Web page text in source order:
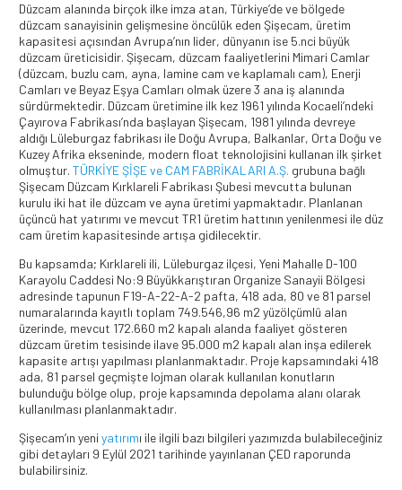
Düzcam alanında birçok ilke imza atan, Türkiye’de ve bölgede
düzcam sanayisinin gelişmesine öncülük eden Şişecam, üretim
kapasitesi açısından Avrupa’nın lider, dünyanın ise 5.nci büyük
düzcam üreticisidir. Şişecam, düzcam faaliyetlerini Mimari Camlar
(düzcam, buzlu cam, ayna, lamine cam ve kaplamalı cam), Enerji
Camları ve Beyaz Eşya Camları olmak üzere 3 ana iş alanında
sürdürmektedir. Düzcam üretimine ilk kez 1961 yılında Kocaeli’ndeki
Çayırova Fabrikası’nda başlayan Şişecam, 1981 yılında devreye
aldığı Lüleburgaz fabrikası ile Doğu Avrupa, Balkanlar, Orta Doğu ve
Kuzey Afrika ekseninde, modern float teknolojisini kullanan ilk şirket
olmuştur. TÜRKİYE ŞİŞE ve CAM FABRİKALARI A.Ş. grubuna bağlı
Şişecam Düzcam Kırklareli Fabrikası Şubesi mevcutta bulunan
kurulu iki hat ile düzcam ve ayna üretimi yapmaktadır. Planlanan
üçüncü hat yatırımı ve mevcut TR1 üretim hattının yenilenmesi ile düz
cam üretim kapasitesinde artışa gidilecektir.
Bu kapsamda; Kırklareli ili, Lüleburgaz ilçesi, Yeni Mahalle D-100
Karayolu Caddesi No:9 Büyükkarıştıran Organize Sanayii Bölgesi
adresinde tapunun F19-A-22-A-2 pafta, 418 ada, 80 ve 81 parsel
numaralarında kayıtlı toplam 749.546,96 m2 yüzölçümlü alan
üzerinde, mevcut 172.660 m2 kapalı alanda faaliyet gösteren
düzcam üretim tesisinde ilave 95.000 m2 kapalı alan inşa edilerek
kapasite artışı yapılması planlanmaktadır. Proje kapsamındaki 418
ada, 81 parsel geçmişte lojman olarak kullanılan konutların
bulunduğu bölge olup, proje kapsamında depolama alanı olarak
kullanılması planlanmaktadır.
Şişecam’ın yeni yatırımı ile ilgili bazı bilgileri yazımızda bulabileceğiniz
gibi detayları 9 Eylül 2021 tarihinde yayınlanan ÇED raporunda
bulabilirsiniz.